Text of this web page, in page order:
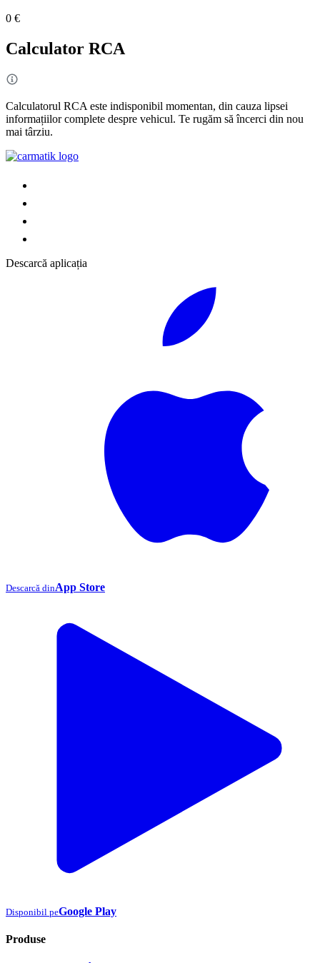
0 €
Calculator RCA
Calculatorul RCA este indisponibil momentan, din cauza lipsei
informațiilor complete despre vehicul. Te rugăm să încerci din nou
mai târziu.
Descarcă aplicația
Descarcă dinApp Store
Disponibil peGoogle Play
Produse